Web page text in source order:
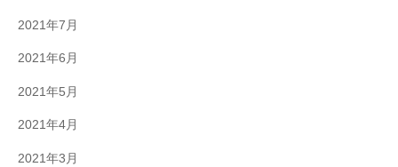
2021年7月
2021年6月
2021年5月
2021年4月
2021年3月